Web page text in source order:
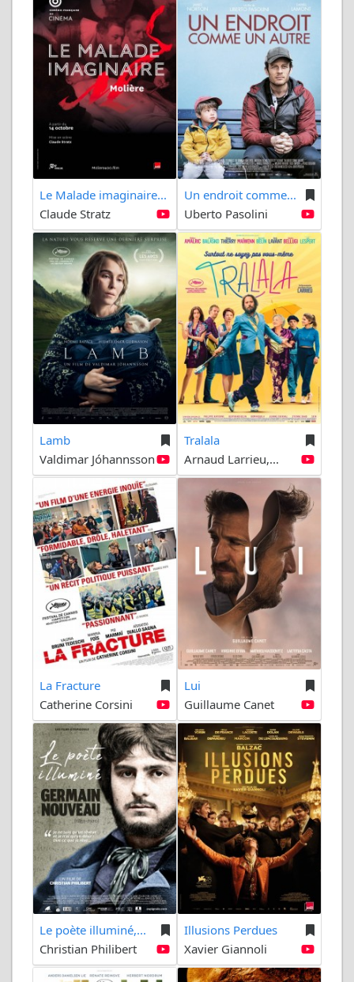
Le Malade imaginaire...
Claude Stratz
Un endroit comme...
Uberto Pasolini
Lamb
Valdimar Jóhannsson
Tralala
Arnaud Larrieu,...
La Fracture
Catherine Corsini
Lui
Guillaume Canet
Le poète illuminé,...
Christian Philibert
Illusions Perdues
Xavier Giannoli